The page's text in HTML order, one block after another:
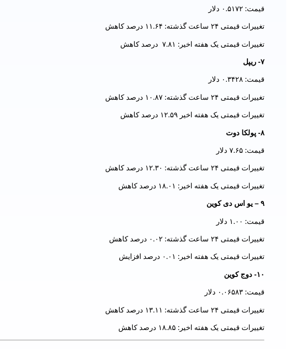
قیمت: ۰.۵۱۷۲ دلار
تغییرات قیمتی ۲۴ ساعت گذشته: ۱۱.۶۴ درصد کاهش
تغییرات قیمتی یک هفته اخیر: ۷.۸۱ درصد کاهش
۷- ریپل
قیمت: ۰.۳۴۲۸ دلار
تغییرات قیمتی ۲۴ ساعت گذشته: ۱۰.۸۷ درصد کاهش
تغییرات قیمتی یک هفته اخیر ۱۲.۵۹ درصد کاهش
۸- پولکا دوت
قیمت: ۷.۶۵ دلار
تغییرات قیمتی ۲۴ ساعت گذشته: ۱۲.۳۰ درصد کاهش
تغییرات قیمتی یک هفته اخیر: ۱۸.۰۱ درصد کاهش
۹ – یو اس دی کوین
قیمت: ۱.۰۰ دلار
تغییرات قیمتی ۲۴ ساعت گذشته: ۰.۰۲ درصد کاهش
تغییرات قیمتی یک هفته اخیر: ۰.۰۱ درصد افزایش
۱۰- دوج کوین
قیمت: ۰.۰۶۵۸۳ دلار
تغییرات قیمتی ۲۴ ساعت گذشته: ۱۳.۱۱ درصد کاهش
تغییرات قیمتی یک هفته اخیر: ۱۸.۸۵ درصد کاهش